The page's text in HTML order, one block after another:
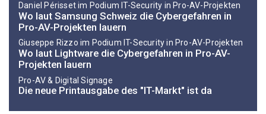
Daniel Périsset im Podium IT-Security in Pro-AV-Projekten
Wo laut ­Samsung Schweiz die Cybergefahren in
Pro-AV-Projekten lauern
Giuseppe Rizzo im Podium IT-Security in Pro-AV-Projekten
Wo laut ­Lightware die Cybergefahren in Pro-AV-
Projekten lauern
Pro-AV & Digital Signage
Die neue Printausgabe des "IT-Markt" ist da